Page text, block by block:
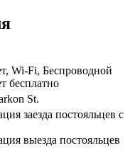
Wi-Fi, Беспроводной
бесплатно
St.
заезда постояльцев с
выезда постояльцев